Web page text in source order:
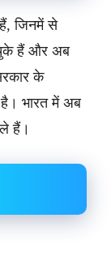
जिनमें से
चुके हैं और अब
के
है। भारत में अब
हैं।